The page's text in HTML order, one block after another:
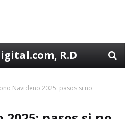
R.D
Navideño 2025: pasos si no